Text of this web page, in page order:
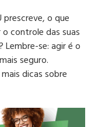
o que
controle das suas
Lembre-se: agir é o
seguro.
dicas sobre